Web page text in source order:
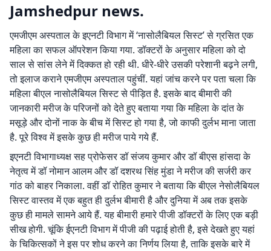
Jamshedpur news.
एमजीएम अस्पताल के इएनटी विभाग में ‘नासोलैबियल सिस्ट’ से ग्रसित एक
महिला का सफल ऑपरेशन किया गया. डॉक्टरों के अनुसार महिला को दो
साल से सांस लेने में दिक्कत हो रही थी. धीरे-धीरे उसकी परेशानी बढ़ने लगी,
तो इलाज कराने एमजीएम अस्पताल पहुंचीं. यहां जांच करने पर पता चला कि
महिला बीएल नासोलैबियल सिस्ट से पीड़ित है. इसके बाद बीमारी की
जानकारी मरीज के परिजनों को देते हुए बताया गया कि महिला के दांत के
मसूड़े और दोनों नाक के बीच में सिस्ट हो गया है, जो काफी दुर्लभ माना जाता
है. पूरे विश्व में इसके कुछ ही मरीज पाये गये हैं.
इएनटी विभागाध्यक्ष सह प्रोफेसर डॉ संजय कुमार और डॉ बीएस हांसदा के
नेतृत्व में डॉ नोमान आलम और डॉ दशरथ सिंह मुंडा ने मरीज की सर्जरी कर
गांठ को बाहर निकाला. वहीं डॉ रोहित कुमार ने बताया कि बीएल नेसोलैबियल
सिस्ट वास्तव में एक बहुत ही दुर्लभ बीमारी है और दुनिया में अब तक इसके
कुछ ही मामले सामने आये हैं. यह बीमारी हमारे पीजी डॉक्टरों के लिए एक बड़ी
सीख होगी. चूंकि ईएनटी विभाग में पीजी की पढ़ाई होती है, इसे देखते हुए यहां
के चिकित्सकों ने इस पर शोध करने का निर्णय लिया है, ताकि इसके बारे में